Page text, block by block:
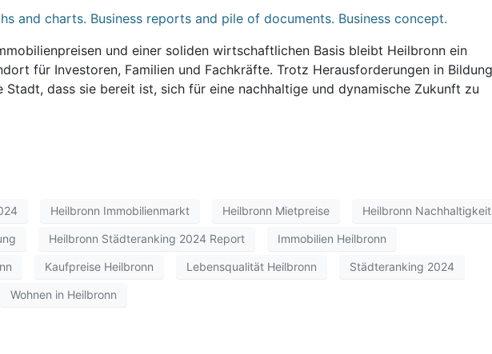
und einer soliden wirtschaftlichen Basis bleibt Heilbronn ein
für Investoren, Familien und Fachkräfte. Trotz Herausforderungen in Bildung
Stadt, dass sie bereit ist, sich für eine nachhaltige und dynamische Zukunft zu
Heilbronn Immobilienmarkt Heilbronn Mietpreise Heilbronn Nachhaltigkeit
Heilbronn Städteranking 2024 Report Immobilien Heilbronn
Kaufpreise Heilbronn Lebensqualität Heilbronn Städteranking 2024
Wohnen in Heilbronn